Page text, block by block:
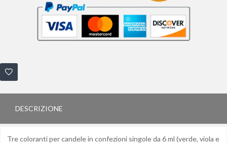
DESCRIZIONE
Tre coloranti per candele in confezioni singole da 6 ml (verde, viola e